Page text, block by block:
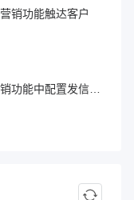
销功能触达客户